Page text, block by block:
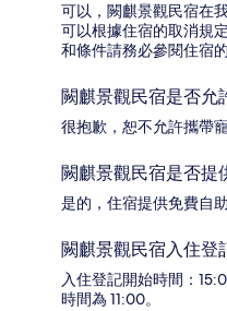
可以，闕麒景觀民宿在
可以根據住宿的取消規
和條件請務必參閱住宿
闕麒景觀民宿是否允
很抱歉，恕不允許攜帶
闕麒景觀民宿是否提
是的，住宿提供免費自
闕麒景觀民宿入住登
入住登記開始時間：
時間為 11:00。